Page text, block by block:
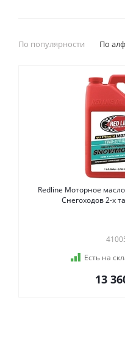
По популярности По
Redline Моторное
Есть на
13